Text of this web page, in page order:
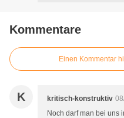
Kommentare
Einen Kommentar
K kritisch-konstruktiv
Noch darf man bei uns